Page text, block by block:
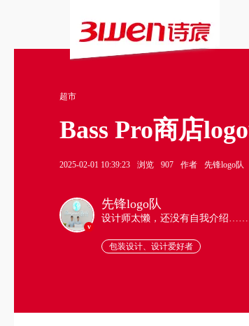
超市
Bass Pro商店
2025-02-01 10:39:23 浏览 907 作者 先锋logo队
v
先锋logo队
设计师太懒，还没有自我介绍……
包装设计、设计爱好者